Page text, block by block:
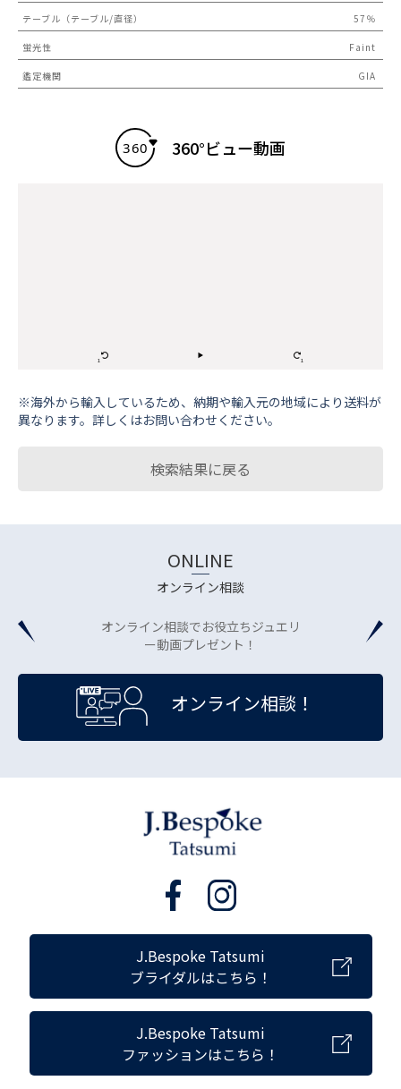
テーブル（テーブル/直径） 57％
蛍光性 Faint
鑑定機関 GIA
360°ビュー動画
※海外から輸⼊しているため、納期や輸⼊元の地域により送料が
異なります。詳しくはお問い合わせください。
検索結果に戻る
ONLINE
オンライン相談
オンライン相談でお役立ちジュエリ
ー動画プレゼント！
オンライン相談！
J.Bespoke Tatsumi
ブライダルはこちら！
J.Bespoke Tatsumi
ファッションはこちら！